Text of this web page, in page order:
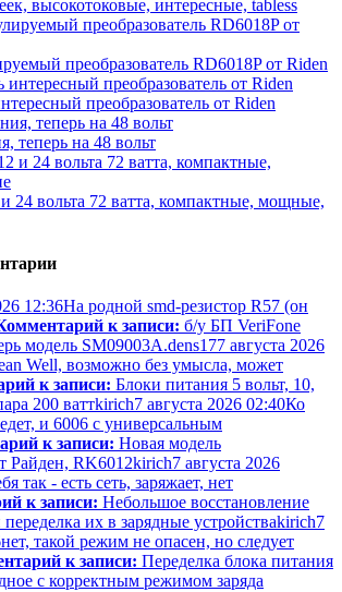
высокотоковые, интересные, tabless
преобразователь RD6018P от Riden
преобразователь от Riden
теперь на 48 вольт
24 вольта 72 ватта, компактные, мощные,
12:36На родной smd-резистор R57 (он
к записи: б/у БП VeriFone
модель SM09003A.dens177 августа 2026
Well, возможно без умысла, может
к записи: Блоки питания 5 вольт, 10,
200 ваттkirich7 августа 2026 02:40Ко
и 6006 с универсальным
к записи: Новая модель
Райден, RK6012kirich7 августа 2026
так - есть сеть, заряжает, нет
к записи: Небольшое восстановление
их в зарядные устройстваkirich7
нет, такой режим не опасен, но следует
к записи: Переделка блока питания
с корректным режимом заряда